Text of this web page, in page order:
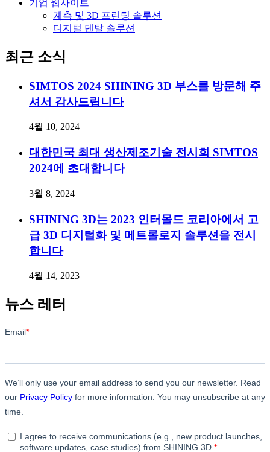
기업 웹사이트
계측 및 3D 프린팅 솔루션
디지털 덴탈 솔루션
최근 소식
SIMTOS 2024 SHINING 3D 부스를 방문해 주
셔서 감사드립니다
4월 10, 2024
대한민국 최대 생산제조기술 전시회 SIMTOS
2024에 초대합니다
3월 8, 2024
SHINING 3D는 2023 인터몰드 코리아에서 고
급 3D 디지털화 및 메트롤로지 솔루션을 전시
합니다
4월 14, 2023
뉴스 레터